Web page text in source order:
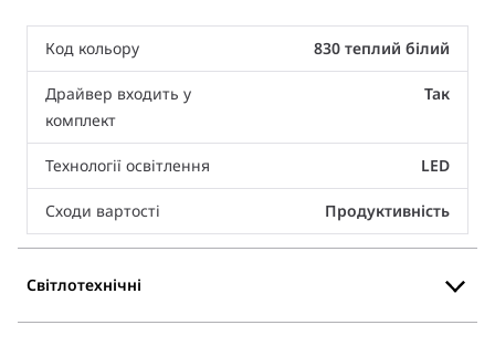
Код кольору 830 теплий білий
Драйвер входить у
комплект
Так
Технології освітлення LED
Сходи вартості Продуктивність
Світлотехнічні